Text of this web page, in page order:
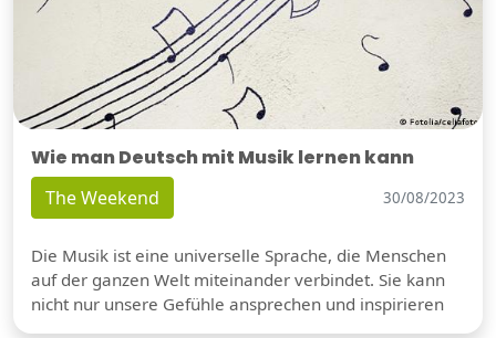
Wie man Deutsch mit Musik lernen kann
The Weekend 30/08/2023
Die Musik ist eine universelle Sprache, die Menschen
auf der ganzen Welt miteinander verbindet. Sie kann
nicht nur unsere Gefühle ansprechen und inspirieren